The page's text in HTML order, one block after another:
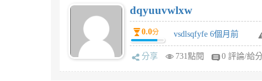
dqyuuvwlxw
0.0分 vsdlsqfyfe 6個月前
分享 731點閱 0 評論/給